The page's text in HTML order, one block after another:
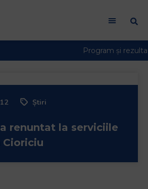
Știri
renuntat la serviciile
Cioriciu